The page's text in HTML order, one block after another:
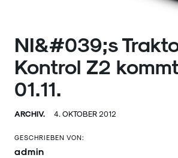
NI&#039;s
Kontrol Z2
01.11.
ARCHIV. 4. OKTOBER 2012
GESCHRIEBEN VON:
admin